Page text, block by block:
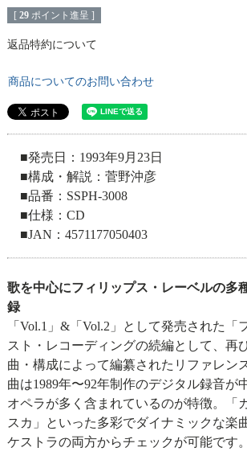
[ 29 ポイント進呈 ]
返品特約について
商品についてのお問い合わせ
■発売日：1993年9月23日
■構成・解説：菅野沖彦
■品番：SSPH-3008
■仕様：CD
■JAN：4571177050403
歌を中心にフィリップス・レーベルの多
録
「Vol.1」&「Vol.2」として発売された「
スト・レコーディングの続編として、再
曲・構成によって編纂されたリファレン
曲は1989年〜92年制作のデジタル録音が
オペラが多く含まれているのが特徴。「
スカ」といった多彩でダイナミックな楽
ケストラの両方からチェックが可能です。